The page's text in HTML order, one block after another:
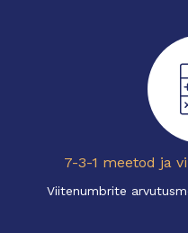
7-3-1 meetod ja
Viitenumbrite